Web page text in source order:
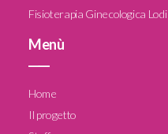
Fisioterapia Ginecologica Lodi
Menù
Home
Il progetto